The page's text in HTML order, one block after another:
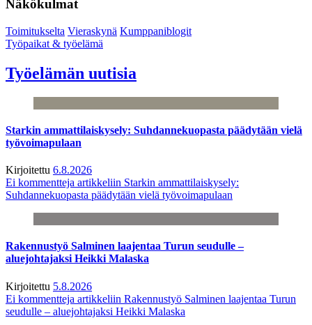
Näkökulmat
Toimitukselta Vieraskynä Kumppaniblogit
Työpaikat & työelämä
Työelämän uutisia
Starkin ammattilaiskysely: Suhdannekuopasta päädytään vielä
työvoimapulaan
Kirjoitettu 6.8.2026
Ei kommentteja artikkeliin Starkin ammattilaiskysely:
Suhdannekuopasta päädytään vielä työvoimapulaan
Rakennustyö Salminen laajentaa Turun seudulle –
aluejohtajaksi Heikki Malaska
Kirjoitettu 5.8.2026
Ei kommentteja artikkeliin Rakennustyö Salminen laajentaa Turun
seudulle – aluejohtajaksi Heikki Malaska